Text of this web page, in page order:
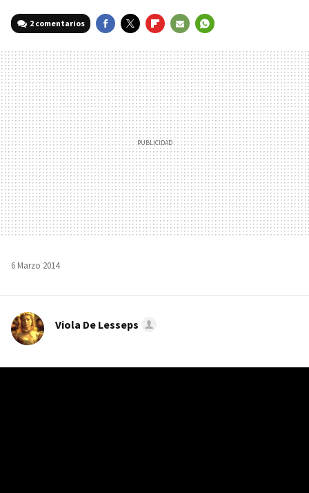
2 comentarios
MAIL
6 Marzo 2014
Viola De Lesseps